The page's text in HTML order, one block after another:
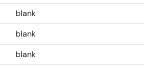
blank
blank
blank